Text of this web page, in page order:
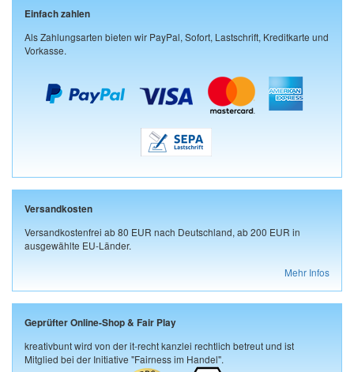
Einfach zahlen
Als Zahlungsarten bieten wir PayPal, Sofort, Lastschrift, Kreditkarte und
Vorkasse.
Versandkosten
Versandkostenfrei ab 80 EUR nach Deutschland, ab 200 EUR in
ausgewählte EU-Länder.
Mehr Infos
Geprüfter Online-Shop & Fair Play
kreativbunt wird von der it-recht kanzlei rechtlich betreut und ist
Mitglied bei der Initiative "Fairness im Handel".